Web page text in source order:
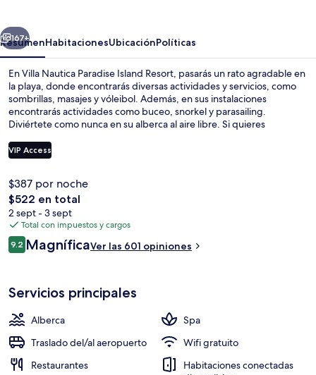
Resort
Siguiente
167+
ResumenHabitacionesUbicaciónPolíticas
En Villa Nautica Paradise Island Resort, pasarás un rato agradable en
la playa, donde encontrarás diversas actividades y servicios, como
sombrillas, masajes y vóleibol. Además, en sus instalaciones
encontrarás actividades como buceo, snorkel y parasailing.
Diviértete como nunca en su alberca al aire libre. Si quieres
con un masaje, una sesión de aromaterapia o una sesión de terapia
ayurvédica. Uno de sus 5 restaurantes es Bageecha Restaurant, que
y la cena. Este resort de lujo destaca por su bar en la playa, su sala
de fitness y su tina de hidromasaje. A otros visitantes les encantan
las amenidades y características como el personal amable y la
cercanía con la playa.
VIP Access
$387 por noche
El
precio
total
es
de
$522 en total
2 sept - 3 sept
Total con impuestos y cargos
Opiniones
9.29.2 de 10,
MagníficaVer las 601 opiniones
Servicios principales
Alberca
Spa
Traslado del/al aeropuerto
Wifi gratuito
Restaurantes
Habitaciones conectadas